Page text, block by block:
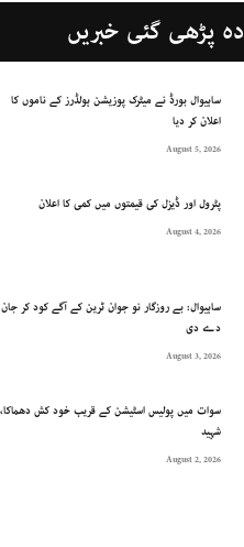
پڑھی گئی خبریں
ساہیوال بورڈ نے میٹرک پوزیشن ہولڈرز کے ناموں کا
اعلان کر دیا
August 5, 2026
پٹرول اور ڈیزل کی قیمتوں میں کمی کا اعلان
August 4, 2026
ساہیوال: بے روزگار نو جوان ٹرین کے آگے کود کر جان
دے دی
August 3, 2026
شہید
August 2, 2026